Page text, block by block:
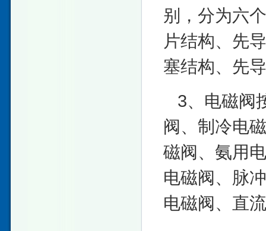
别，分为六
片结构、先
塞结构、先
3、电磁阀
阀、制冷电
磁阀、氨用
电磁阀、脉
电磁阀、直